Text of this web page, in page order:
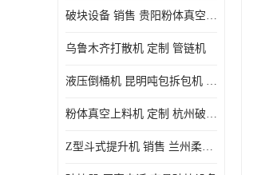
破块设备 销售 贵阳粉体真空上料机
乌鲁木齐打散机 定制 管链机
液压倒桶机 昆明吨包拆包机 定制
粉体真空上料机 定制 杭州破块器
Z型斗式提升机 销售 兰州柔性螺旋输送机